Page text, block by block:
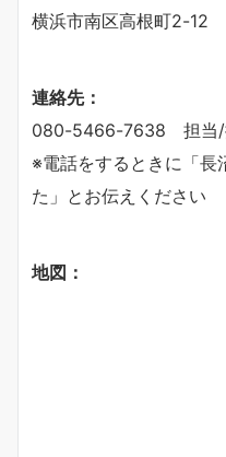
横浜市南区高根町2-12
連絡先：
080-5466-7638 担当/
※電話をするときに「長
た」とお伝えください
地図：